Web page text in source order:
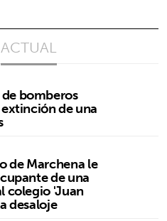
ACTUAL
bomberos
de una
de Marchena le
de una
colegio 'Juan
desaloje